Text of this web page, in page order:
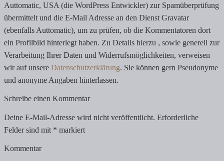
Auttomatic, USA (die WordPress Entwickler) zur Spamüberprüfung
übermittelt und die E-Mail Adresse an den Dienst Gravatar
(ebenfalls Auttomatic), um zu prüfen, ob die Kommentatoren dort
ein Profilbild hinterlegt haben. Zu Details hierzu , sowie generell zur
Verarbeitung Ihrer Daten und Widerrufsmöglichkeiten, verweisen
wir auf unsere Datenschutzerklärung. Sie können gern Pseudonyme
und anonyme Angaben hinterlassen.
Schreibe einen Kommentar
Deine E-Mail-Adresse wird nicht veröffentlicht. Erforderliche
Felder sind mit * markiert
Kommentar